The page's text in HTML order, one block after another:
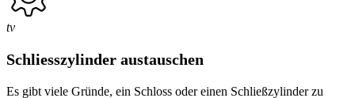
tv
Schliesszylinder austauschen
Es gibt viele Gründe, ein Schloss oder einen Schließzylinder zu